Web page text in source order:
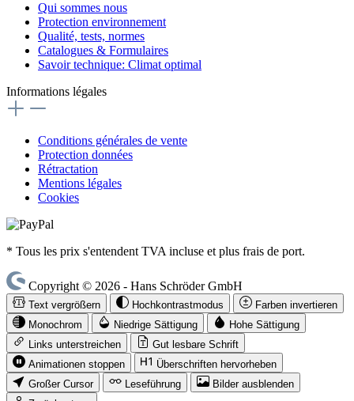
Qui sommes nous
Protection environnement
Qualité, tests, normes
Catalogues & Formulaires
Savoir technique: Climat optimal
Informations légales
Conditions générales de vente
Protection données
Rétractation
Mentions légales
Cookies
* Tous les prix s'entendent TVA incluse et plus frais de port.
Copyright © 2026 - Hans Schröder GmbH
Text vergrößern Hochkontrastmodus
Farben invertieren
Monochrom
Niedrige Sättigung
Hohe Sättigung
Links unterstreichen
Gut lesbare Schrift
Animationen stoppen
Überschriften hervorheben
Großer Cursor
Leseführung
Bilder ausblenden